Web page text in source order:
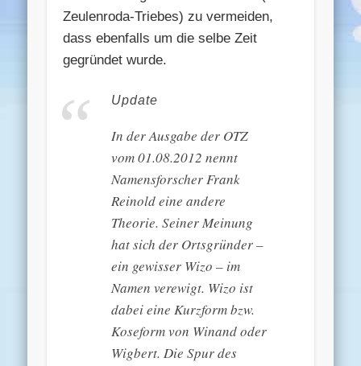
Zeulenroda-Triebes) zu vermeiden,
dass ebenfalls um die selbe Zeit
gegründet wurde.
Update
In der Ausgabe der OTZ
vom 01.08.2012 nennt
Namensforscher Frank
Reinold eine andere
Theorie. Seiner Meinung
hat sich der Ortsgründer –
ein gewisser Wizo – im
Namen verewigt. Wizo ist
dabei eine Kurzform bzw.
Koseform von Winand oder
Wigbert. Die Spur des